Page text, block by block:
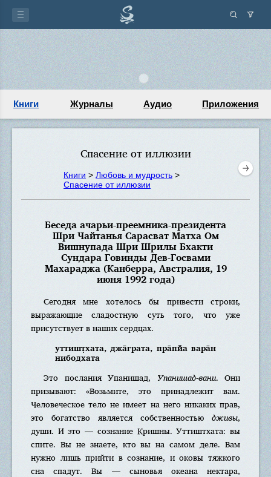
Книги Журналы Аудио Приложения
Спасение от иллюзии
Книги > Любовь и мудрость >
Спасение от иллюзии
Беседа ачарьи-преемника-президента
Шри Чайтанья Сарасват Матха Ом
Вишнупада Шри Шрилы Бхакти
Сундара Говинды Дев-Госвами
Махараджа (Канберра, Австралия, 19
июня 1992 года)
Сегодня мне хотелось бы привести строки,
выражающие сладостную суть того, что уже
присутствует в наших сердцах.
уттишт̣хата, джа̄грата, пра̄пйа вара̄н
нибодхата
Это послания Упанишад, Упанишад-вани. Они
призывают: «Возьмите, это принадлежит вам.
Человеческое тело не имеет на него никаких прав,
это богатство является собственностью дживы,
души. И это — сознание Кришны. Уттиштхата: вы
спите. Вы не знаете, кто вы на самом деле. Вам
нужно лишь прийти в сознание, и оковы тяжкого
сна спадут. Вы — сыновья океана нектара,